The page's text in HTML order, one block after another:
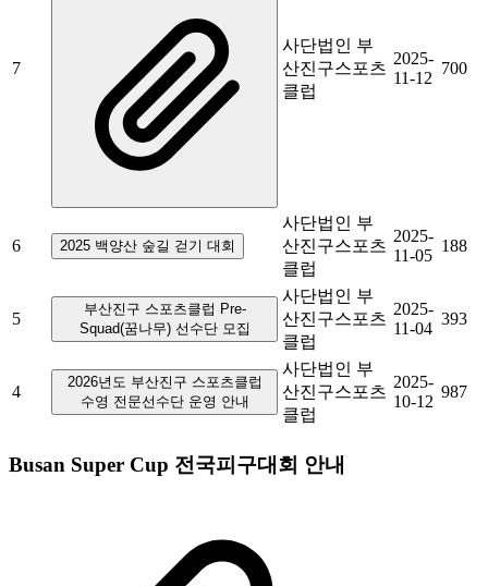
7
사단법인 부
산진구스포츠
클럽
2025-
11-12
700
6 2025 백양산 숲길 걷기 대회
사단법인 부
산진구스포츠
클럽
2025-
11-05
188
5
부산진구 스포츠클럽 Pre-
Squad(꿈나무) 선수단 모집
사단법인 부
산진구스포츠
클럽
2025-
11-04
393
4
2026년도 부산진구 스포츠클럽
수영 전문선수단 운영 안내
사단법인 부
산진구스포츠
클럽
2025-
10-12
987
Busan Super Cup 전국피구대회 안내